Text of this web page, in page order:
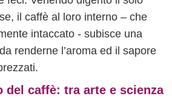
il caffè al loro interno – che
intaccato - subisce una
renderne l’aroma ed il sapore
del caffè: tra arte e scienza